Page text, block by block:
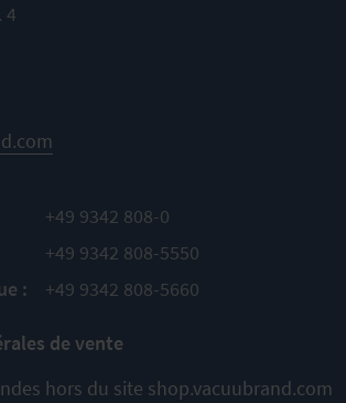
4
+49 9342 808-0
+49 9342 808-5550
:
+49 9342 808-5660
de vente
hors du site shop.vacuubrand.com